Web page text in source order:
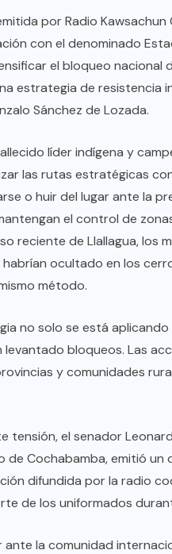
por Radio
con el denominado
el bloqueo
estrategia de
Sánchez de Lozada.
líder indígena y
las rutas estratégicas
o huir del lugar ante la
el control de
reciente de Llallagua, los
habrían ocultado en los
método.
no solo se está aplicando
bloqueos. Las
y comunidades
tensión, el senador
de Cochabamba, emitió
difundida por la radio
de los uniformados
ante la comunidad